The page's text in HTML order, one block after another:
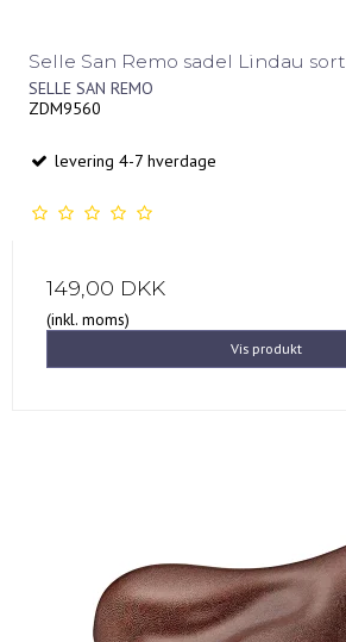
Selle San Remo sadel Lindau sort
SELLE SAN REMO
ZDM9560
levering 4-7 hverdage
149,00 DKK
(inkl. moms)
Vis produkt